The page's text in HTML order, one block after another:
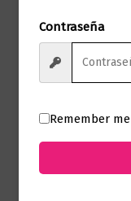
Contraseña
Remember me